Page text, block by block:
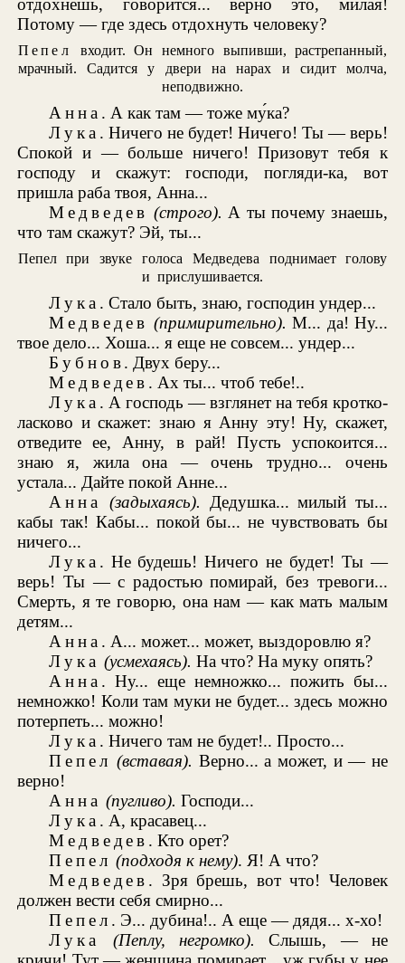
Потому — где здесь отдохнуть человеку?
Пепел
входит. Он немного выпивши, растрепанный,
мрачный. Садится у двери на нарах и сидит молча,
неподвижно.
Анна . А как там — тоже му́ка?
Лука . Ничего не будет! Ничего! Ты — верь!
Спокой и — больше ничего! Призовут тебя к
господу и скажут: господи, погляди-ка, вот
пришла раба твоя, Анна...
Медведев (строго). А ты почему знаешь,
что там скажут? Эй, ты...
Пепел при звуке голоса Медведева поднимает голову
и прислушивается.
Лука . Стало быть, знаю, господин ундер...
Медведев (примирительно). М... да! Ну...
твое дело... Хоша... я еще не совсем... ундер...
Бубнов. Двух беру...
Медведев . Ах ты... чтоб тебе!..
Лука . А господь — взглянет на тебя кротко-
ласково и скажет: знаю я Анну эту! Ну, скажет,
отведите ее, Анну, в рай! Пусть успокоится...
знаю я, жила она — очень трудно... очень
устала... Дайте покой Анне...
Анна
(задыхаясь). Дедушка... милый ты...
кабы так! Кабы... покой бы... не чувствовать бы
ничего...
Лука . Не будешь! Ничего не будет! Ты —
верь! Ты — с радостью помирай, без тревоги...
Смерть, я те говорю, она нам — как мать малым
детям...
Анна . А... может... может, выздоровлю я?
Лука (усмехаясь). На что? На муку опять?
Анна . Ну... еще немножко... пожить бы...
немножко! Коли там муки не будет... здесь можно
потерпеть... можно!
Лука . Ничего там не будет!.. Просто...
Пепел (вставая). Верно... а может, и — не
верно!
Анна (пугливо). Господи...
Лука . А, красавец...
Медведев . Кто орет?
Пепел (подходя к нему). Я! А что?
Медведев . Зря брешь, вот что! Человек
должен вести себя смирно...
Пепел . Э... дубина!.. А еще — дядя... х-хо!
Лука
(Пеплу, негромко).
Слышь, — не